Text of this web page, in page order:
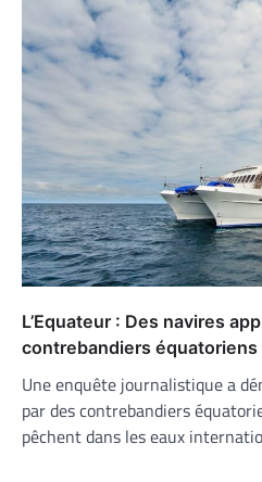
L’Equateur : Des navires
contrebandiers équatoriens
Une enquête journalistique a
par des contrebandiers
pêchent dans les eaux